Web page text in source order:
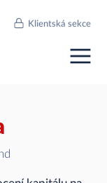
Klientská sekce